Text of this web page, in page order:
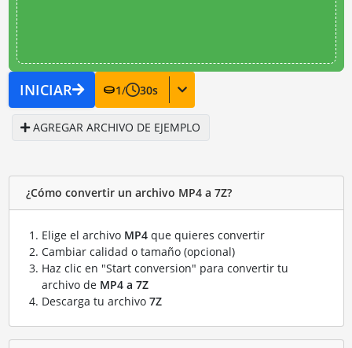
INICIAR 1/ 30s
AGREGAR ARCHIVO DE EJEMPLO
¿Cómo convertir un archivo MP4 a 7Z?
Elige el archivo MP4que quieres convertir
Cambiar calidad o tamaño (opcional)
Haz clic en "Start conversion" para convertir tu
archivo de MP4 a 7Z
Descarga tu archivo 7Z